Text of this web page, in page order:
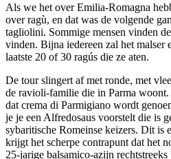
Als we het over Emilia-Romagna
over ragù, en dat was de volgende
tagliolini. Sommige mensen vinden
vinden. Bijna iedereen zal het malser
laatste 20 of 30 ragús die ze aten.
De tour slingert af met ronde, met
de ravioli-familie die in Parma
dat crema di Parmigiano wordt
je je een Alfredosaus voorstelt die is
sybaritische Romeinse keizers. Dit is
krijgt het scherpe contrapunt dat het
25-jarige balsamico-azijn